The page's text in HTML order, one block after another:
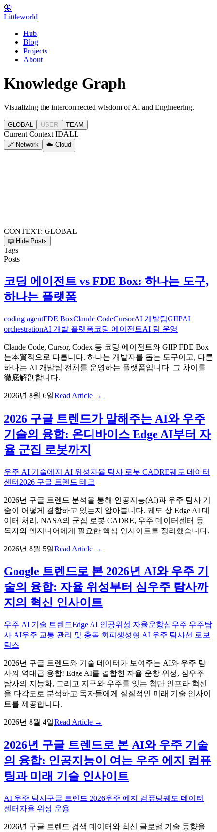
🦋
Littleworld
Hub
Blog
Projects
About
Knowledge Graph
Visualizing the interconnected wisdom of AI and Engineering.
GLOBAL USER TEAM
Current Context IDALL
🔗 Network ☁️ Cloud
CONTEXT: GLOBAL
📖 Hide Posts
Tags
Posts
코딩 에이전트 vs FDE Box: 하나는 도구,
하나는 플랫폼
coding agentFDE BoxClaude CodeCursorAI 개발팀GIIPAI
orchestrationAI 개발 플랫폼코딩 에이전트AI 팀 운영
Claude Code, Cursor, Codex 등 코딩 에이전트와 GIIP FDE Box
는本質적으로 다릅니다. 하나는 개발자를 돕는 도구이고, 다른
하나는 AI 개발팀 전체를 운영하는 플랫폼입니다. 그 차이를
徹底解剖합니다.
2026년 8월 6일Read Article →
2026 구글 트렌드가 말해주는 AI와 우주
기술의 융합: 온디바이스 Edge AI부터 자
율 군집 로봇까지
우주 AI 기술에지 AI 위성자율 탐사 로봇 CADRE궤도 데이터
센터 2026 구글 트렌드 테크
2026년 구글 트렌드 분석을 통해 인공지능(AI)과 우주 탐사 기
술이 어떻게 결합하고 있는지 알아봅니다. 궤도 상 Edge AI 데
이터 처리, NASA의 군집 로봇 CADRE, 우주 데이터센터 등
독자와 엔지니어에게 필요한 핵심 인사이트를 정리했습니다.
2026년 8월 5일Read Article →
Google 트렌드로 본 2026년 AI와 우주 기
술의 융합: 자율 위성부터 심우주 탐사까
지의 혁신 인사이트
우주 AI 기술 트렌드Edge AI 인공위성 자율운항심우주 우주탐
사 AI우주 교통 관리 및 충돌 회피 생성형 AI 우주 탐사선 로보
틱스
2026년 구글 트렌드와 기술 데이터가 보여주는 AI와 우주 탐
사의 역대급 융합! Edge AI를 결합한 자율 운항 위성, 심우주
탐사의 지능화, 그리고 지구와 우주를 잇는 첨단 인프라 혁신
을 다각도로 분석하고 독자들에게 실질적인 미래 기술 인사이
트를 제공합니다.
2026년 8월 4일Read Article →
2026년 구글 트렌드로 본 AI와 우주 기술
의 융합: 인공지능이 여는 우주 에지 컴퓨
팅과 미래 기술 인사이트
AI 우주 탐사구글 트렌드 2026우주 에지 컴퓨팅궤도 데이터
센터 자율 위성 운용
2026년 구글 트렌드 검색 데이터와 최신 글로벌 기술 동향을